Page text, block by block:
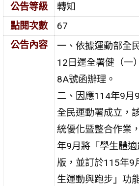
公告等級
轉知
點閱次數
67
公告內容
一、依據運動部全
12日運全署健（一
8A號函辦理。
二、因應114年9月
全民運動署成立，
統優化暨整合作業
年9月將「學生體
版，並訂於115年9
生運動與跑步」功